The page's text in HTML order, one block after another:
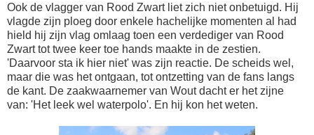
Ook de vlagger van Rood Zwart liet zich niet onbetuigd. Hij
vlagde zijn ploeg door enkele hachelijke momenten al had
hield hij zijn vlag omlaag toen een verdediger van Rood
Zwart tot twee keer toe hands maakte in de zestien.
'Daarvoor sta ik hier niet' was zijn reactie. De scheids wel,
maar die was het ontgaan, tot ontzetting van de fans langs
de kant. De zaakwaarnemer van Wout dacht er het zijne
van: 'Het leek wel waterpolo'. En hij kon het weten.